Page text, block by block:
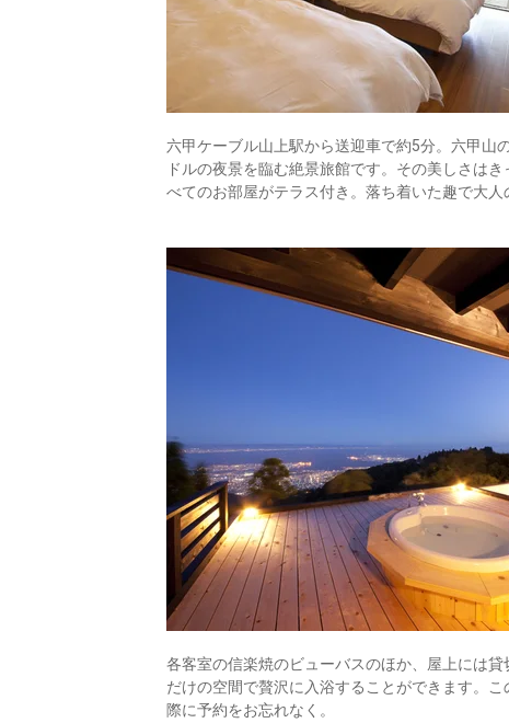
六甲ケーブル山上駅から送迎車で約5分。六甲山
ドルの夜景を臨む絶景旅館です。その美しさは
べてのお部屋がテラス付き。落ち着いた趣で大人
各客室の信楽焼のビューバスのほか、屋上には
だけの空間で贅沢に入浴することができます。
際に予約をお忘れなく。